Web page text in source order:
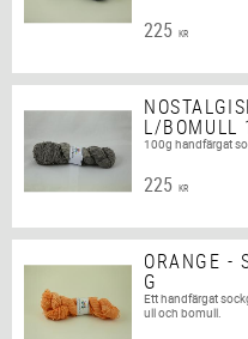
225 KR
L/BOMULL
100g handfärgat
225 KR
ORANGE -
G
Ett handfärgat
ull och bomull.